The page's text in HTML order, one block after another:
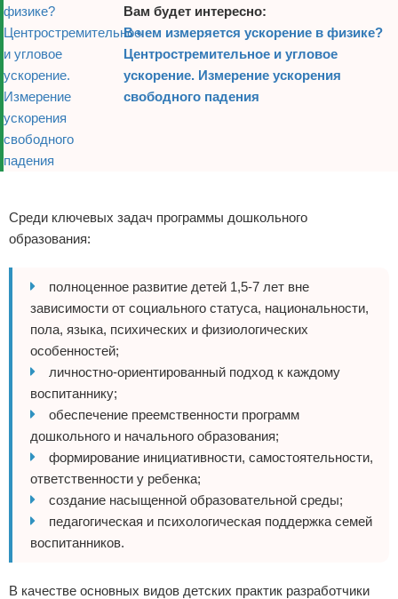
Вам будет интересно:
В чем измеряется ускорение в физике?
Центростремительное и угловое
ускорение. Измерение ускорения
свободного падения
Среди ключевых задач программы дошкольного
образования:
полноценное развитие детей 1,5-7 лет вне
зависимости от социального статуса, национальности,
пола, языка, психических и физиологических
особенностей;
личностно-ориентированный подход к каждому
воспитаннику;
обеспечение преемственности программ
дошкольного и начального образования;
формирование инициативности, самостоятельности,
ответственности у ребенка;
создание насыщенной образовательной среды;
педагогическая и психологическая поддержка семей
воспитанников.
В качестве основных видов детских практик разработчики